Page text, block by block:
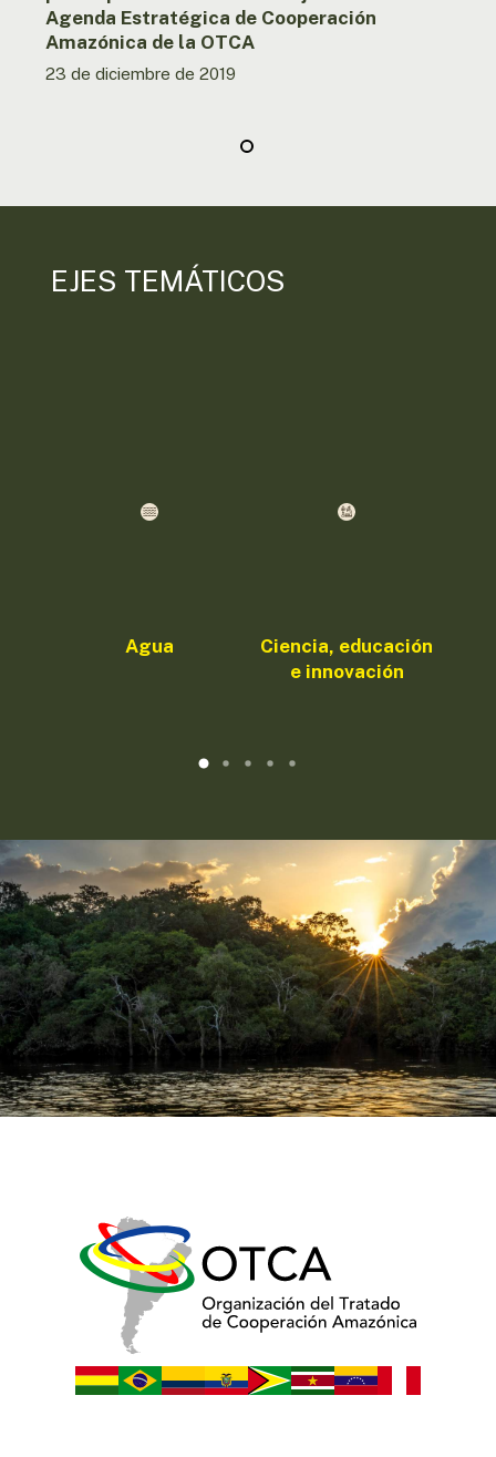
de
Cooperación
de
Agenda Estratégica de Cooperación
Amazónica de la OTCA
23 de diciembre de 2019
EJES TEMÁTICOS
Agua
Ciencia, educación
e innovación